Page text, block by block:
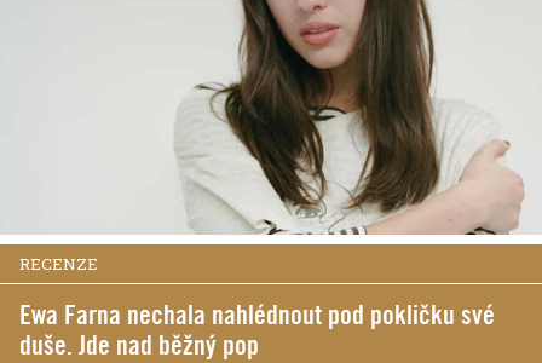
RECENZE
Ewa Farna nechala nahlédnout pod pokličku své
duše. Jde nad běžný pop